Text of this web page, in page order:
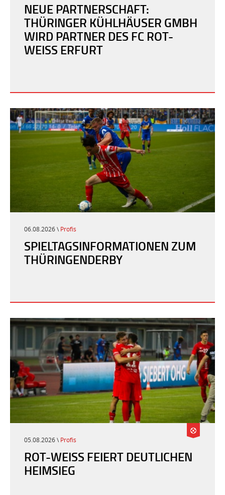
NEUE PARTNERSCHAFT:
THÜRINGER KÜHLHÄUSER GMBH
WIRD PARTNER DES FC ROT-
WEISS ERFURT
06.08.2026 \ Profis
SPIELTAGSINFORMATIONEN ZUM
THÜRINGENDERBY
05.08.2026 \ Profis
ROT-WEISS FEIERT DEUTLICHEN H
EIMSIEG